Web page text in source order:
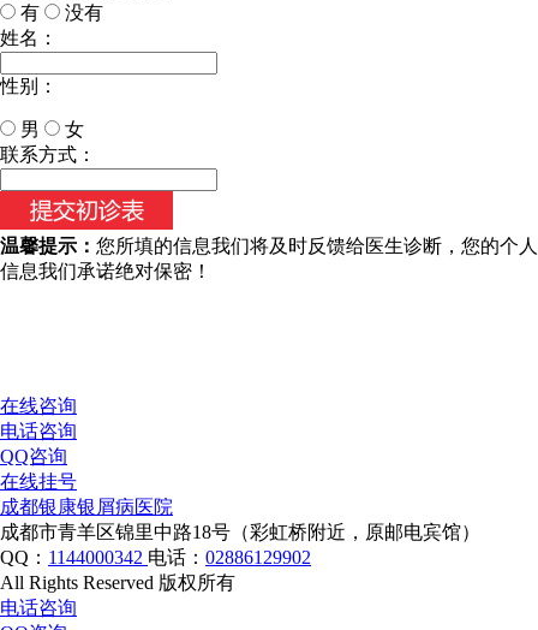
有
没有
姓名：
性别：
男
女
今天日期：
联系方式：
温馨提示： 您所填的信息我们将及时反馈给医生诊断，您的个人
信息我们承诺绝对保密！
在线咨询
电话咨询
QQ咨询
在线挂号
成都银康银屑病医院
成都市青羊区锦里中路18号（彩虹桥附近，原邮电宾馆）
QQ： 1144000342 电话： 02886129902
All Rights Reserved 版权所有
电话咨询